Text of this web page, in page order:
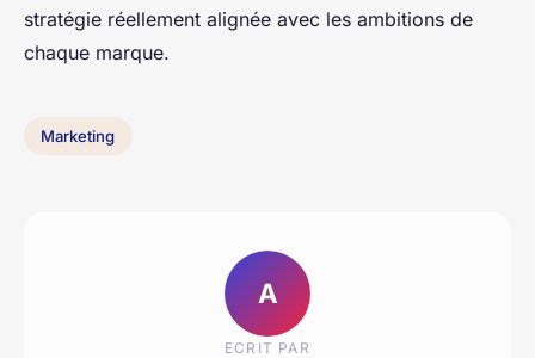
stratégie réellement alignée avec les ambitions de
chaque marque.
Marketing
A
ECRIT PAR